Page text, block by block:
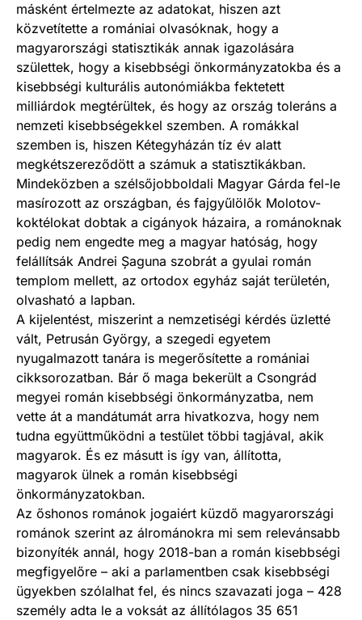
másként értelmezte az adatokat, hiszen azt
közvetítette a romániai olvasóknak, hogy a
magyarországi statisztikák annak igazolására
születtek, hogy a kisebbségi önkormányzatokba és a
kisebbségi kulturális autonómiákba fektetett
milliárdok megtérültek, és hogy az ország toleráns a
nemzeti kisebbségekkel szemben. A romákkal
szemben is, hiszen Kétegyházán tíz év alatt
megkétszereződött a számuk a statisztikákban.
Mindeközben a szélsőjobboldali Magyar Gárda fel-le
masírozott az országban, és fajgyűlölők Molotov-
koktélokat dobtak a cigányok házaira, a románoknak
pedig nem engedte meg a magyar hatóság, hogy
felállítsák Andrei Șaguna szobrát a gyulai román
templom mellett, az ortodox egyház saját területén,
olvasható a lapban.
A kijelentést, miszerint a nemzetiségi kérdés üzletté
vált, Petrusán György, a szegedi egyetem
nyugalmazott tanára is megerősítette a romániai
cikksorozatban. Bár ő maga bekerült a Csongrád
megyei román kisebbségi önkormányzatba, nem
vette át a mandátumát arra hivatkozva, hogy nem
tudna együttműködni a testület többi tagjával, akik
magyarok. És ez másutt is így van, állította,
magyarok ülnek a román kisebbségi
önkormányzatokban.
Az őshonos románok jogaiért küzdő magyarországi
románok szerint az álrománokra mi sem relevánsabb
bizonyíték annál, hogy 2018-ban a román kisebbségi
megfigyelőre – aki a parlamentben csak kisebbségi
ügyekben szólalhat fel, és nincs szavazati joga – 428
személy adta le a voksát az állítólagos 35 651